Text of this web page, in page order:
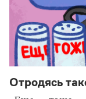
Отродясь